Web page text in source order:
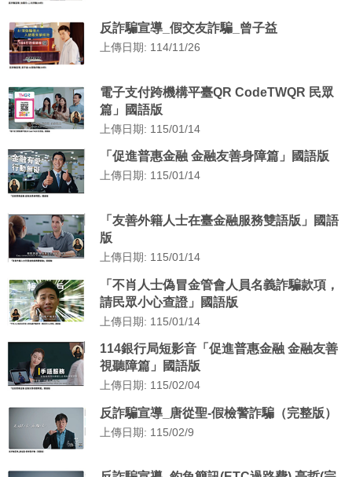
反詐騙宣導_假交友詐騙_曾子益
上傳日期: 114/11/26
電子支付跨機構平臺QR CodeTWQR 民眾
篇」國語版
上傳日期: 115/01/14
「促進普惠金融 金融友善身障篇」國語版
上傳日期: 115/01/14
「友善外籍人士在臺金融服務雙語版」國語
版
上傳日期: 115/01/14
「不肖人士偽冒金管會人員名義詐騙款項，
請民眾小心查證」國語版
上傳日期: 115/01/14
114銀行局短影音「促進普惠金融 金融友善
視聽障篇」國語版
上傳日期: 115/02/04
反詐騙宣導_唐從聖-假檢警詐騙（完整版）
上傳日期: 115/02/9